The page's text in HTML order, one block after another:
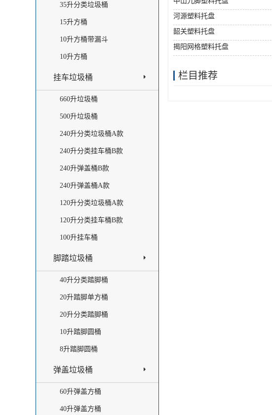
河源塑料托盘
韶关塑料托盘
揭阳网格塑料托盘
栏目推荐
35升分类垃圾桶
15升方桶
10升方桶带漏斗
10升方桶
挂车垃圾桶
660升垃圾桶
500升垃圾桶
240升分类垃圾桶A款
240升分类挂车桶B款
240升弹盖桶B款
240升弹盖桶A款
120升分类垃圾桶A款
120升分类挂车桶B款
100升挂车桶
脚踏垃圾桶
40升分类踏脚桶
20升踏脚单方桶
20升分类踏脚桶
10升踏脚圆桶
8升踏脚圆桶
弹盖垃圾桶
60升弹盖方桶
40升弹盖方桶